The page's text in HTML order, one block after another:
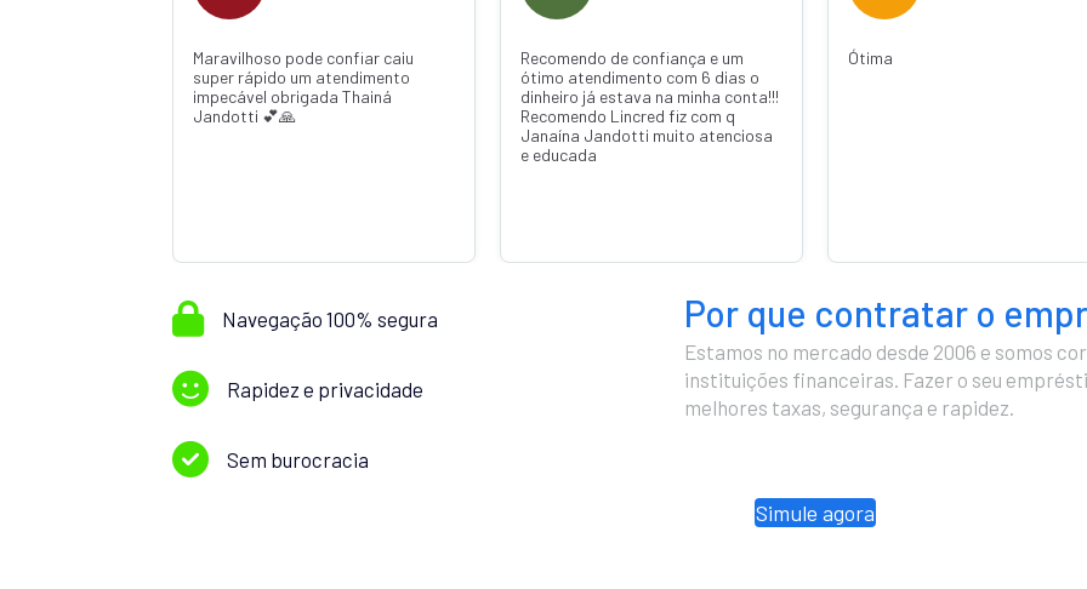
Maravilhoso pode confiar caiu
super rápido um atendimento
impecável obrigada Thainá
Jandotti 💕🙏
Recomendo de confiança e um
ótimo atendimento com 6 dias o
dinheiro já estava na minha conta!!!
Recomendo Lincred fiz com q
Janaína Jandotti muito atenciosa
e educada
Ótima
Navegação 100% segura
Rapidez e privacidade
Sem burocracia
Por que contratar o
Estamos no mercado desde 2006 e somos
instituições financeiras. Fazer o seu
melhores taxas, segurança e rapidez.
Simule agora